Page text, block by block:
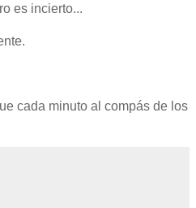
es incierto...
cada minuto al compás de los